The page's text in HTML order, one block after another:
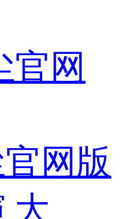
网版
大